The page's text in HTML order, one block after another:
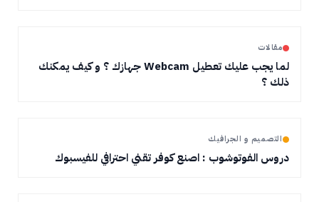
مقالات
لما يجب عليك تعطيل Webcam جهازك ؟ و كيف يمكنك
ذلك ؟
التصميم و الجرافيك
دروس الفوتوشوب : اصنع كوفر تقني احترافي للفيسبوك